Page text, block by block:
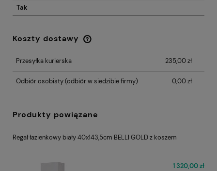
Tak
Koszty dostawy
Cena nie zawiera ewentualnych kosztów
Przesyłka kurierska
235,00 zł
Odbiór osobisty(odbiór w siedzibie firmy) 0,00 zł
Produkty powiązane
Regał łazienkowy biały 40x143,5cm BELLI GOLD z koszem
1 320,00 zł